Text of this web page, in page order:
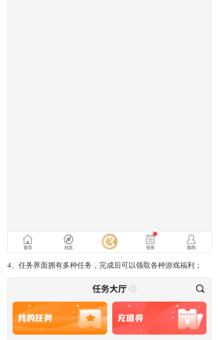
4、任务界面拥有多种任务，完成后可以领取各种游戏福利；